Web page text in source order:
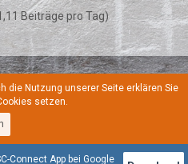
Beiträge pro Tag)
Kontakt
Connect App bei Google
die Nutzung unserer Seite erklären Sie
setzen.